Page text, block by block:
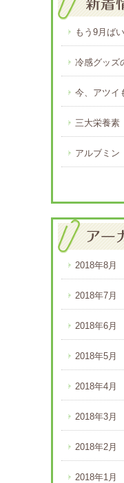
もう9月ばい
冷感グッズ
今、アツイ
三大栄養素
アルブミン
2018年8月
2018年7月
2018年6月
2018年5月
2018年4月
2018年3月
2018年2月
2018年1月